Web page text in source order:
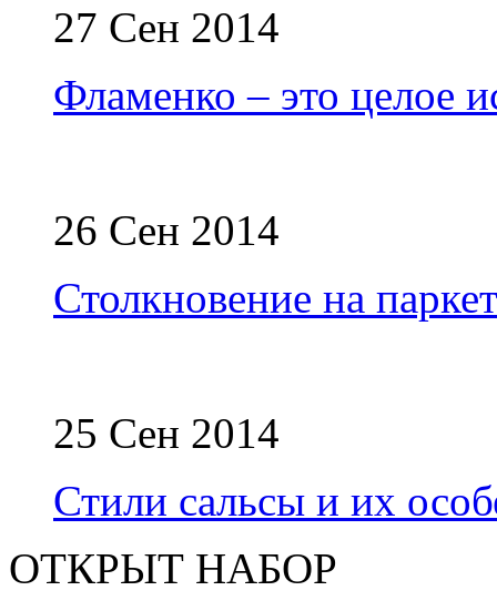
27 Сен 2014
Фламенко – это целое
26 Сен 2014
Столкновение на
25 Сен 2014
Стили сальсы и их
ОТКРЫТ НАБОР